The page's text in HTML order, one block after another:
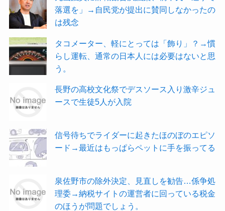
落選を」→自民党が提出に賛同しなかったの
は残念
タコメーター、軽にとっては「飾り」？→慣
らし運転、通常の日本人には必要はないと思
う。
長野の高校文化祭でデスソース入り激辛ジュ
ースで生徒5人が入院
信号待ちでライダーに起きたほのぼのエピソ
ード→最近はもっぱらペットに手を振ってる
泉佐野市の除外決定、見直しを勧告…係争処
理委→納税サイトの運営者に回っている税金
のほうが問題でしょう。